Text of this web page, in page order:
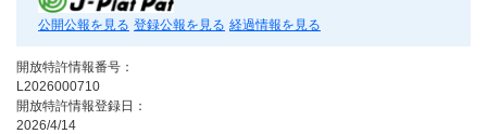
公開公報を見る 登録公報を見る 経過情報を見る
開放特許情報番号：
L2026000710
開放特許情報登録日：
2026/4/14